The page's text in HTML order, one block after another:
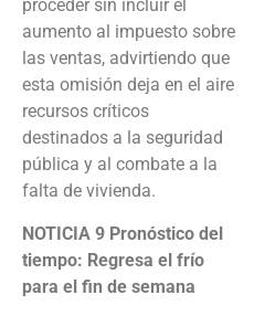
proceder sin incluir el
aumento al impuesto sobre
las ventas, advirtiendo que
esta omisión deja en el aire
recursos críticos
destinados a la seguridad
pública y al combate a la
falta de vivienda.
NOTICIA 9 Pronóstico del
tiempo: Regresa el frío
para el fin de semana